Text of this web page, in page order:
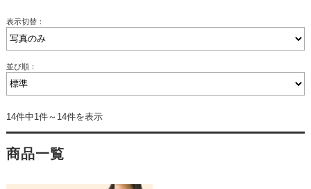
表示切替：
並び順：
14件中1件～14件を表示
商品一覧